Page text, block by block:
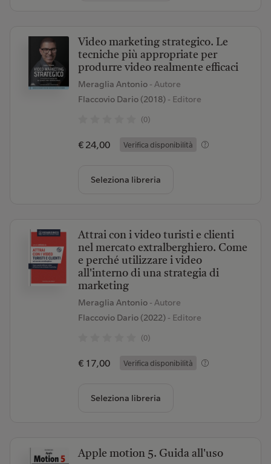
Video marketing strategico. Le
tecniche più appropriate per
produrre video realmente efficaci
Meraglia Antonio - Autore
Flaccovio Dario (2018)- Editore
(0)
€ 24,00 Verifica disponibilità
Seleziona libreria
Attrai con i video turisti e clienti
nel mercato extralberghiero. Come
e perché utilizzare i video
all'interno di una strategia di
marketing
Meraglia Antonio - Autore
Flaccovio Dario (2022)- Editore
(0)
€ 17,00 Verifica disponibilità
Seleziona libreria
Apple motion 5. Guida all'uso